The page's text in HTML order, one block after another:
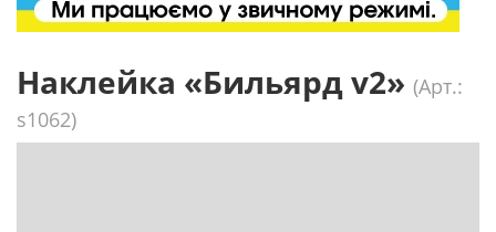
Наклейка «Бильярд v2» (Арт.:
s1062)